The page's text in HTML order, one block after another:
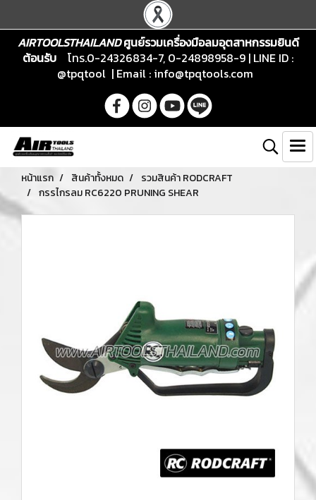
AIRTOOLSTHAILANDศูนย์รวมเครื่องมือลมอุตสาหกรรมยินดี
ต้อนรับ
โทร.0-24326834-7, 0-24898958-9 | LINE ID :
@tpqtool | Email : info@tpqtools.com
หน้าแรก สินค้าทั้งหมด
รวมสินค้า RODCRAFT
กรรไกรลม RC6220 PRUNING SHEAR